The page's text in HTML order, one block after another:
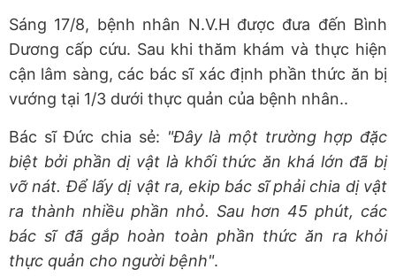
Sáng 17/8, bệnh nhân N.V.H được đưa đến Bình
Dương cấp cứu. Sau khi thăm khám và thực hiện
cận lâm sàng, các bác sĩ xác định phần thức ăn bị
vướng tại 1/3 dưới thực quản của bệnh nhân..
Bác sĩ Đức chia sẻ: "Đây là một trường hợp đặc
biệt bởi phần dị vật là khối thức ăn khá lớn đã bị
vỡ nát. Để lấy dị vật ra, ekip bác sĩ phải chia dị vật
ra thành nhiều phần nhỏ. Sau hơn 45 phút, các
bác sĩ đã gắp hoàn toàn phần thức ăn ra khỏi
thực quản cho người bệnh".